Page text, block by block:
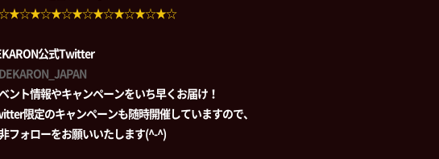
公式Twitter
ント情報やキャンペーンをいち早くお届け！
限定のキャンペーンも随時開催していますので、
フォローをお願いいたします(^-^)